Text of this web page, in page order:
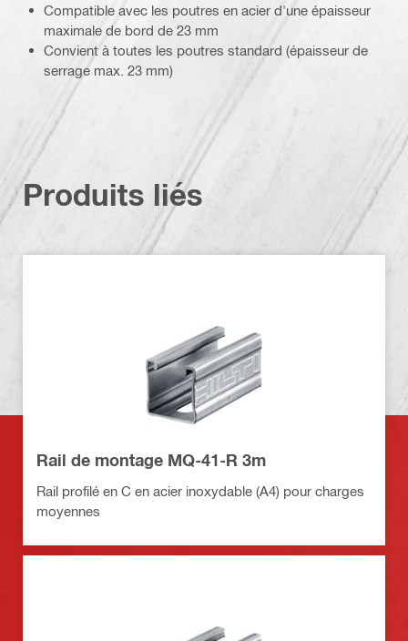
Compatible avec les poutres en acier d'une épaisseur
maximale de bord de 23 mm
Convient à toutes les poutres standard (épaisseur de
serrage max. 23 mm)
Produits liés
Rail de montage MQ-41-R 3m
Rail profilé en C en acier inoxydable (A4) pour charges
moyennes